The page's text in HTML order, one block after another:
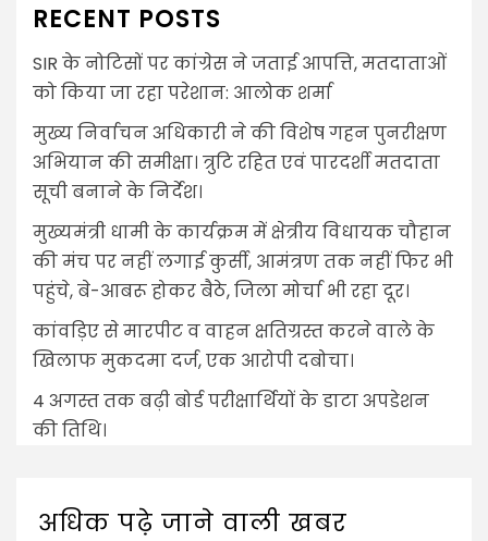
RECENT POSTS
SIR के नोटिसों पर कांग्रेस ने जताई आपत्ति, मतदाताओं
को किया जा रहा परेशान: आलोक शर्मा
मुख्य निर्वाचन अधिकारी ने की विशेष गहन पुनरीक्षण
अभियान की समीक्षा। त्रुटि रहित एवं पारदर्शी मतदाता
सूची बनाने के निर्देश।
मुख्यमंत्री धामी के कार्यक्रम में क्षेत्रीय विधायक चौहान
की मंच पर नहीं लगाई कुर्सी, आमंत्रण तक नहीं फिर भी
पहुंचे, बे-आबरू होकर बैठे, जिला मोर्चा भी रहा दूर।
कांवड़िए से मारपीट व वाहन क्षतिग्रस्त करने वाले के
खिलाफ मुकदमा दर्ज, एक आरोपी दबोचा।
4 अगस्त तक बढ़ी बोर्ड परीक्षार्थियों के डाटा अपडेशन
की तिथि।
अधिक पढ़े जाने वाली खबर